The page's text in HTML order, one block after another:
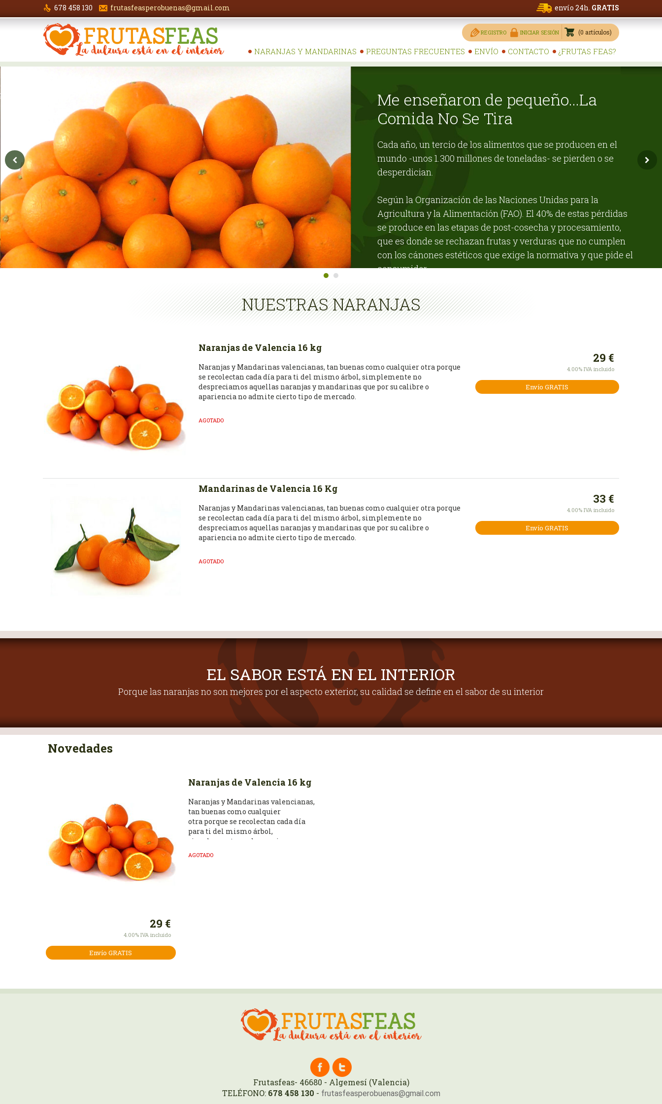
678 458 130 frutasfeasperobuenas@gmail.com envío 24h. GRATIS
REGISTRO INICIAR SESIÓN 0 artículos
PREGUNTAS FRECUENTES ENVÍO CONTACTO ¿FRUTAS FEAS?
NARANJAS Y MANDARINAS
Me enseñaron de pequeño...La
Comida No Se Tira
Cada año, un tercio de los alimentos que se producen en el
mundo -unos 1.300 millones de toneladas- se pierden o se
desperdician.
Según la Organización de las Naciones Unidas para la
Agricultura y la Alimentación (FAO). El 40% de estas pérdidas
se produce en las etapas de post-cosecha y procesamiento,
que es donde se rechazan frutas y verduras que no cumplen
con los cánones estéticos que exige la normativa y que pide el
consumidor.
NUESTRAS NARANJAS
Naranjas de Valencia 16 kg
Naranjas y Mandarinas valencianas, tan buenas como cualquier otra porque
se recolectan cada día para ti del mismo árbol, simplemente no
despreciamos aquellas naranjas y mandarinas que por su calibre o
apariencia no admite cierto tipo de mercado.
estética que no se aprovecha?
AGOTADO
29 €
4.00% IVA incluido
Envío GRATIS
Mandarinas de Valencia 16 Kg
Naranjas y Mandarinas valencianas, tan buenas como cualquier otra porque
se recolectan cada día para ti del mismo árbol, simplemente no
despreciamos aquellas naranjas y mandarinas que por su calibre o
apariencia no admite cierto tipo de mercado.
estética que no se aprovecha?
AGOTADO
33 €
4.00% IVA incluido
Envío GRATIS
EL SABOR ESTÁ EN EL INTERIOR
Porque las naranjas no son mejores por el aspecto exterior, su calidad se define en el sabor de su interior
Novedades
29 €
4.00% IVA incluido
Envío GRATIS
Naranjas de Valencia 16 kg
Naranjas y Mandarinas valencianas,
tan buenas como cualquier
otra porque se recolectan cada día
para ti del mismo árbol,
simplemente no despreciamos
AGOTADO
Frutasfeas- 46680 - Algemesí (Valencia)
TELÉFONO: 678 458 130 - frutasfeasperobuenas@gmail.com